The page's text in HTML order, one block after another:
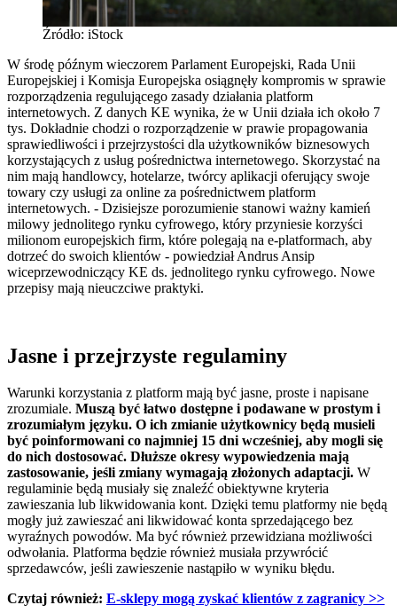
Źródło: iStock
W środę późnym wieczorem Parlament Europejski, Rada Unii
Europejskiej i Komisja Europejska osiągnęły kompromis w sprawie
rozporządzenia regulującego zasady działania platform
internetowych. Z danych KE wynika, że w Unii działa ich około 7
tys. Dokładnie chodzi o rozporządzenie w prawie propagowania
sprawiedliwości i przejrzystości dla użytkowników biznesowych
korzystających z usług pośrednictwa internetowego. Skorzystać na
nim mają handlowcy, hotelarze, twórcy aplikacji oferujący swoje
towary czy usługi za online za pośrednictwem platform
internetowych. - Dzisiejsze porozumienie stanowi ważny kamień
milowy jednolitego rynku cyfrowego, który przyniesie korzyści
milionom europejskich firm, które polegają na e-platformach, aby
dotrzeć do swoich klientów - powiedział Andrus Ansip
wiceprzewodniczący KE ds. jednolitego rynku cyfrowego. Nowe
przepisy mają nieuczciwe praktyki.
Jasne i przejrzyste regulaminy
Warunki korzystania z platform mają być jasne, proste i napisane
zrozumiale. Muszą być łatwo dostępne i podawane w prostym i
zrozumiałym języku. O ich zmianie użytkownicy będą musieli
być poinformowani co najmniej 15 dni wcześniej, aby mogli się
do nich dostosować. Dłuższe okresy wypowiedzenia mają
zastosowanie, jeśli zmiany wymagają złożonych adaptacji. W
regulaminie będą musiały się znaleźć obiektywne kryteria
zawieszania lub likwidowania kont. Dzięki temu platformy nie będą
mogły już zawieszać ani likwidować konta sprzedającego bez
wyraźnych powodów. Ma być również przewidziana możliwości
odwołania. Platforma będzie również musiała przywrócić
sprzedawców, jeśli zawieszenie nastąpiło w wyniku błędu.
Czytaj również: E-sklepy mogą zyskać klientów z zagranicy >>